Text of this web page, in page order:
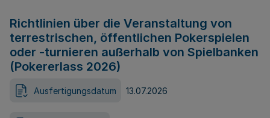
Richtlinien über die Veranstaltung von
terrestrischen, öffentlichen Pokerspielen
oder -turnieren außerhalb von Spielbanken
(Pokererlass 2026)
Ausfertigungsdatum 13.07.2026